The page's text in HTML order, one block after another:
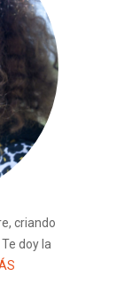
criando
doy la